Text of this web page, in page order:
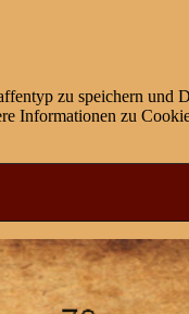
zu speichern und
Informationen zu